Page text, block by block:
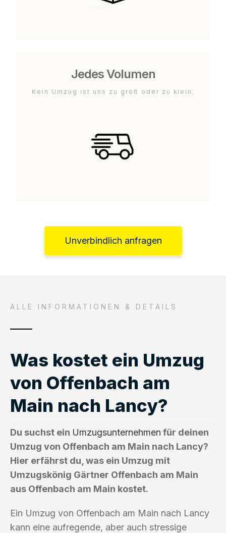
Jedes Volumen
Kein Umzug ist uns zu groß oder zu klein.
Unverbindlich anfragen
ALLE INFORMATIONEN & DETAILS
Was kostet ein Umzug
von Offenbach am
Main nach Lancy?
Du suchst ein Umzugsunternehmen für deinen
Umzug von Offenbach am Main nach Lancy?
Hier erfährst du, was ein Umzug mit
Umzugskönig Gärtner Offenbach am Main
aus Offenbach am Main kostet.
Ein Umzug von Offenbach am Main nach Lancy
kann eine aufregende, aber auch stressige